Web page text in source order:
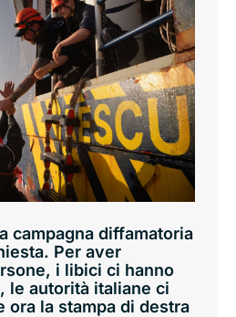
campagna diffamatoria
Per aver
i libici ci hanno
le autorità italiane ci
ora la stampa di destra